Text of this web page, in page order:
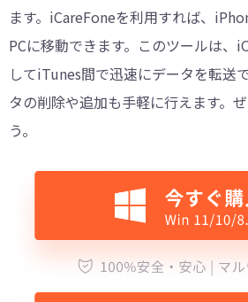
ます。iCareFoneを利用すれば、
PCに移動できます。このツールは、
してiTunes間で迅速にデータを転送
タの削除や追加も手軽に行えます。
う。